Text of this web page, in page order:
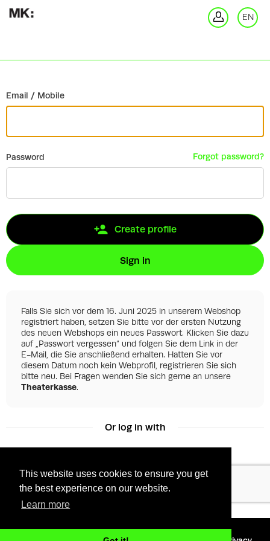
This website uses cookies to ensure you get
the best experience on our website.
Learn more
EN
Email / Mobile
Password Forgot password?
Create profile
Sign in
Falls Sie sich vor dem 16. Juni 2025 in unserem Webshop
registriert haben, setzen Sie bitte vor der ersten Nutzung
des neuen Webshops ein neues Passwort. Klicken Sie dazu
auf „Passwort vergessen“ und folgen Sie dem Link in der
E-Mail, die Sie anschließend erhalten. Hatten Sie vor
diesem Datum noch kein Webprofil, registrieren Sie sich
bitte neu. Bei Fragen wenden Sie sich gerne an unsere
Theaterkasse.
Or log in with
Facebook